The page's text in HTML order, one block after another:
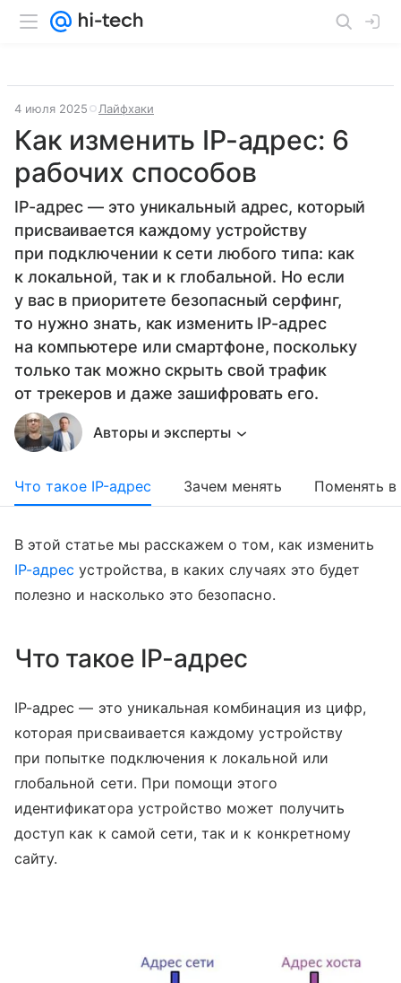
4 июля 2025 Лайфхаки
Как изменить IP-адрес: 6
рабочих способов
IP-адрес — это уникальный адрес, который
присваивается каждому устройству
при подключении к сети любого типа: как
к локальной, так и к глобальной. Но если
у вас в приоритете безопасный серфинг,
то нужно знать, как изменить IP-адрес
на компьютере или смартфоне, поскольку
только так можно скрыть свой трафик
от трекеров и даже зашифровать его.
Авторы и эксперты
Что такое IP-адрес Зачем менять Поменять
В этой статье мы расскажем о том, как изменить
IP-адрес устройства, в каких случаях это будет
полезно и насколько это безопасно.
Что такое IP-адрес
IP-адрес — это уникальная комбинация из цифр,
которая присваивается каждому устройству
при попытке подключения к локальной или
глобальной сети. При помощи этого
идентификатора устройство может получить
доступ как к самой сети, так и к конкретному
сайту.